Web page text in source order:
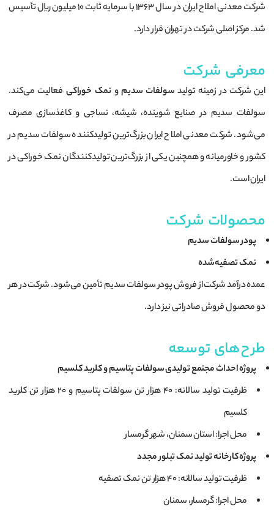
شرکت معدنی املاح ایران در سال ۱۳۶۳ با سرمایه ثابت ۱۰ میلیون ریال تأسیس
شد. مرکز اصلی شرکت در تهران قرار دارد.
معرفی شرکت
این شرکت در زمینه تولید سولفات سدیمو نمک خوراکی فعالیت می‌کند.
سولفات سدیم در صنایع شوینده، شیشه، نساجی و کاغذسازی مصرف
می‌شود. شرکت معدنی املاح ایران بزرگ‌ترین تولیدکننده سولفات سدیم در
کشور و خاورمیانه و همچنین یکی از بزرگ‌ترین تولیدکنندگان نمک خوراکی در
ایران است.
محصولات شرکت
پودر سولفات سدیم
نمک تصفیه‌شده
عمده درآمد شرکت از فروش پودر سولفات سدیم تأمین می‌شود. شرکت در هر
دو محصول فروش صادراتی نیز دارد.
طرح‌های توسعه
پروژه احداث مجتمع تولیدی سولفات پتاسیم و کلرید کلسیم
ظرفیت تولید سالانه: ۴۰ هزار تن سولفات پتاسیم و ۲۰ هزار تن کلرید
کلسیم
محل اجرا: استان سمنان، شهر گرمسار
پروژه کارخانه تولید نمک تبلور مجدد
ظرفیت تولید سالانه: ۴۰ هزار تن نمک تصفیه
محل اجرا: گرمسار، سمنان